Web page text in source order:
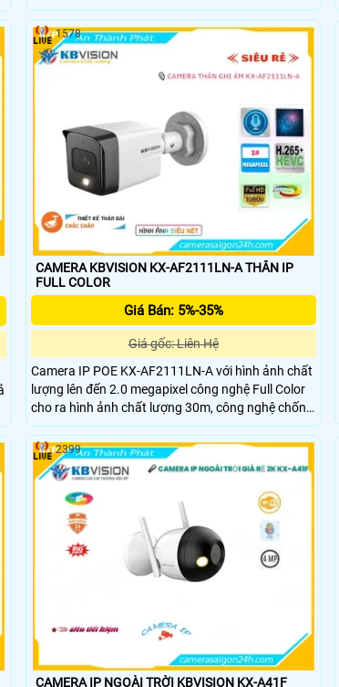
sát ban đêm với ánh sáng kép thông minh, hình
ảnh chất lượng 8.0 MP siêu sắc nét Ultra 4k. Có
khả năng chống ngược sáng DWDR 120db, lắp
trong nhà tốt hơn sáng đẹp hơn
CAMERA KBVISION KX-AF2111LN-A THÂN IP
FULL COLOR
Giá Bán: 5%-35%
Giá gốc: Liên Hệ
Camera IP POE KX-AF2111LN-A với hình ảnh chất
lượng lên đến 2.0 megapixel công nghệ Full Color
cho ra hình ảnh chất lượng 30m, công nghệ chống
ngược sáng DWDR, khả năng thu âm bằng mic
mang lại cho camera khả năng lưu trữ hình ảnh
kèm theo âm thanh.
1578
CAMERA IP NGOÀI TRỜI KBVISION KX-A41F
2399